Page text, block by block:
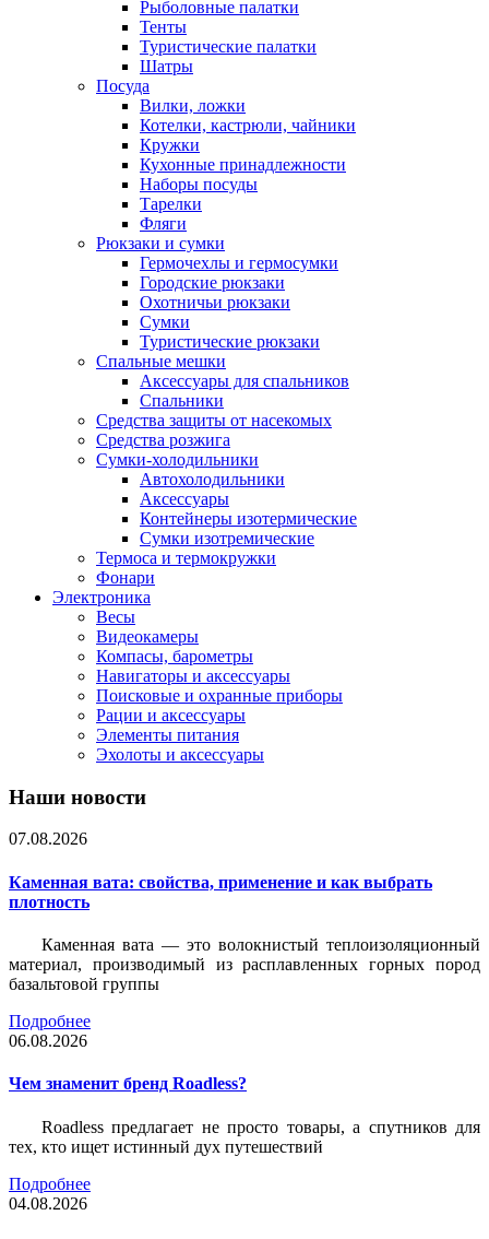
Рыболовные палатки
Тенты
Туристические палатки
Шатры
Посуда
Вилки, ложки
Котелки, кастрюли, чайники
Кружки
Кухонные принадлежности
Наборы посуды
Тарелки
Фляги
Рюкзаки и сумки
Гермочехлы и гермосумки
Городские рюкзаки
Охотничьи рюкзаки
Сумки
Туристические рюкзаки
Спальные мешки
Аксессуары для спальников
Спальники
Средства защиты от насекомых
Средства розжига
Сумки-холодильники
Автохолодильники
Аксессуары
Контейнеры изотермические
Сумки изотремические
Термоса и термокружки
Фонари
Электроника
Весы
Видеокамеры
Компасы, барометры
Навигаторы и аксессуары
Поисковые и охранные приборы
Рации и аксессуары
Элементы питания
Эхолоты и аксессуары
Наши новости
07.08.2026
Каменная вата: свойства, применение и как выбрать
плотность
Каменная вата — это волокнистый теплоизоляционный
материал, производимый из расплавленных горных пород
базальтовой группы
Подробнее
06.08.2026
Чем знаменит бренд Roadless?
Roadless предлагает не просто товары, а спутников для
тех, кто ищет истинный дух путешествий
Подробнее
04.08.2026